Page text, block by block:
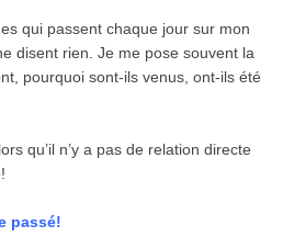
qui passent chaque jour sur mon
disent rien. Je me pose souvent la
pourquoi sont-ils venus, ont-ils été
qu’il n’y a pas de relation directe
passé!